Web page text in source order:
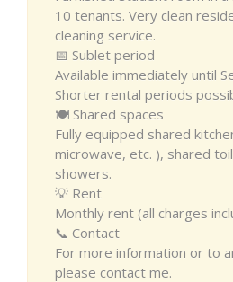
10 tenants. Very clean
cleaning service.
📅 Sublet period
Available immediately until
Shorter rental periods
🍽️ Shared spaces
Fully equipped shared
microwave, etc. ), shared
showers.
💡 Rent
Monthly rent (all charges
📞 Contact
For more information or to
please contact me.